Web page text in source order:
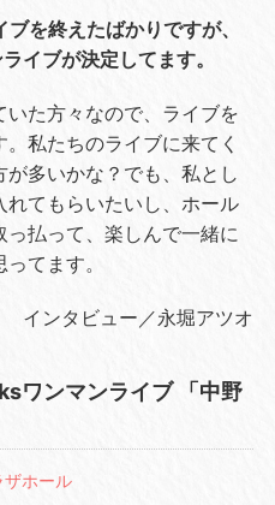
を終えたばかりですが、
イブが決定してます。
た方々なので、ライブを
私たちのライブに来てく
多いかな？でも、私とし
てもらいたいし、ホール
払って、楽しんで一緒に
てます。
インタビュー／永堀アツオ
ワンマンライブ 「中野
ホール